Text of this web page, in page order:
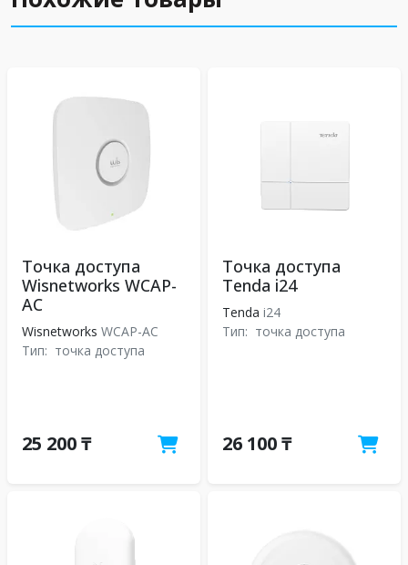
Точка доступа
Wisnetworks WCAP-
AC
Wisnetworks WCAP-AC
Тип: точка доступа
25 200 ₸
Точка доступа
Tenda i24
Tenda i24
Тип: точка доступа
26 100 ₸